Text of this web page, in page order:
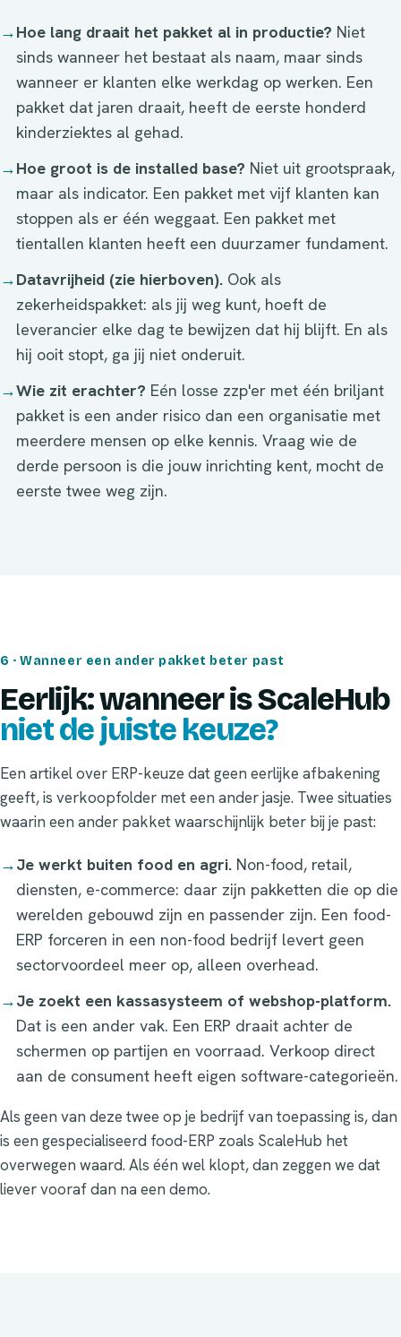
→Hoe lang draait het pakket al in productie? Niet
sinds wanneer het bestaat als naam, maar sinds
wanneer er klanten elke werkdag op werken. Een
pakket dat jaren draait, heeft de eerste honderd
kinderziektes al gehad.
→Hoe groot is de installed base? Niet uit grootspraak,
maar als indicator. Een pakket met vijf klanten kan
stoppen als er één weggaat. Een pakket met
tientallen klanten heeft een duurzamer fundament.
→Datavrijheid (zie hierboven). Ook als
zekerheidspakket: als jij weg kunt, hoeft de
leverancier elke dag te bewijzen dat hij blijft. En als
hij ooit stopt, ga jij niet onderuit.
→Wie zit erachter? Eén losse zzp'er met één briljant
pakket is een ander risico dan een organisatie met
meerdere mensen op elke kennis. Vraag wie de
derde persoon is die jouw inrichting kent, mocht de
eerste twee weg zijn.
6 · Wanneer een ander pakket beter past
Eerlijk: wanneer is ScaleHub
niet de juiste keuze?
Een artikel over ERP-keuze dat geen eerlijke afbakening
geeft, is verkoopfolder met een ander jasje. Twee situaties
waarin een ander pakket waarschijnlijk beter bij je past:
→Je werkt buiten food en agri. Non-food, retail,
diensten, e-commerce: daar zijn pakketten die op die
werelden gebouwd zijn en passender zijn. Een food-
ERP forceren in een non-food bedrijf levert geen
sectorvoordeel meer op, alleen overhead.
→Je zoekt een kassasysteem of webshop-platform.
Dat is een ander vak. Een ERP draait achter de
schermen op partijen en voorraad. Verkoop direct
aan de consument heeft eigen software-categorieën.
Als geen van deze twee op je bedrijf van toepassing is, dan
is een gespecialiseerd food-ERP zoals ScaleHub het
overwegen waard. Als één wel klopt, dan zeggen we dat
liever vooraf dan na een demo.